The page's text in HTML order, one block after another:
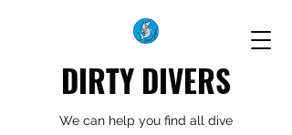
DIRTY DIVERS
We can help you find all dive